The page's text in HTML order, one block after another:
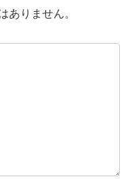
ありません。